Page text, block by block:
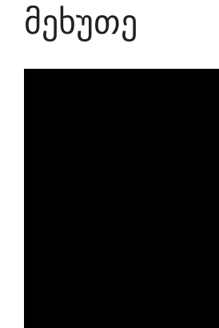
მეხუთე